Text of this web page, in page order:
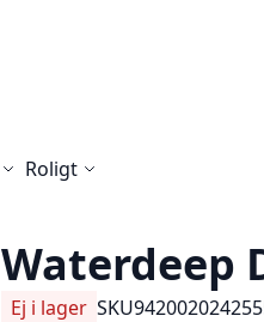
Roligt
Waterdeep
Ej i lager SKU